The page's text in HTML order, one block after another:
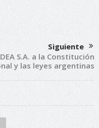
Siguiente
S.A. a la Constitución
y las leyes argentinas